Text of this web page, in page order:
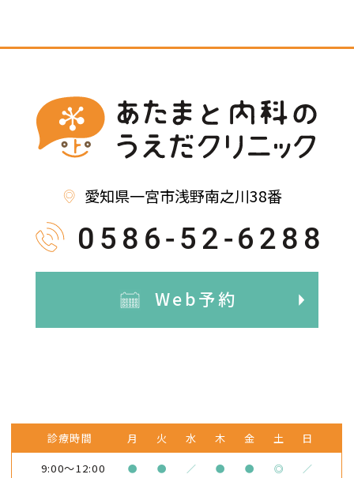
愛知県一宮市浅野南之川38番
0586-52-6288
Web予約
診療時間 月 火 水 木 金 土
日
9:00～12:00
● ● ／ ● ● ◎ ／